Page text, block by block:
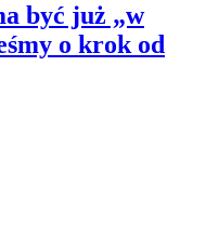
być już „w
o krok od